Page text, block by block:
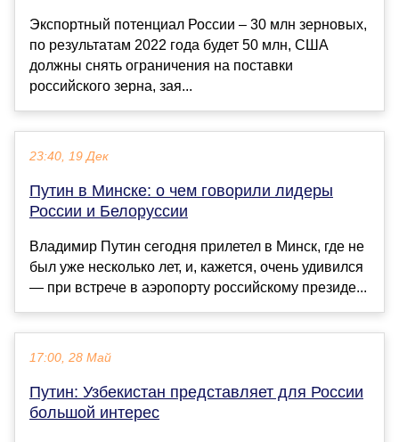
Экспортный потенциал России – 30 млн зерновых,
по результатам 2022 года будет 50 млн, США
должны снять ограничения на поставки
российского зерна, зая...
23:40, 19 Дек
Путин в Минске: о чем говорили лидеры
России и Белоруссии
Владимир Путин сегодня прилетел в Минск, где не
был уже несколько лет, и, кажется, очень удивился
— при встрече в аэропорту российскому президе...
17:00, 28 Май
Путин: Узбекистан представляет для России
большой интерес